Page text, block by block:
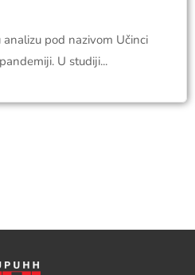
pod nazivom Učinci
U studiji...